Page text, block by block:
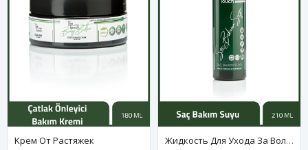
Kрем Oт Pастяжек Жидкость Для Ухода За Волосами